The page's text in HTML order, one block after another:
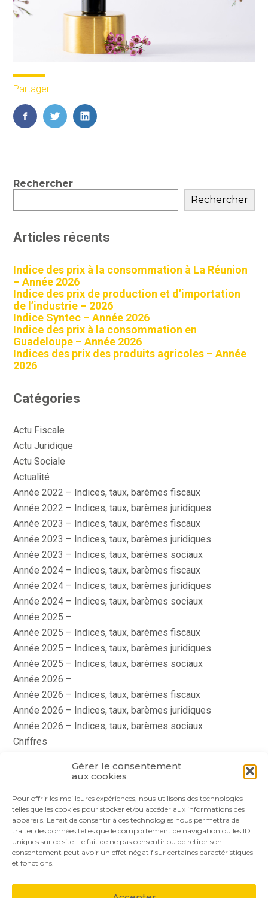
Gérer le consentement
aux cookies
Pour offrir les meilleures expériences, nous utilisons des technologies
telles que les cookies pour stocker et/ou accéder aux informations des
appareils. Le fait de consentir à ces technologies nous permettra de
traiter des données telles que le comportement de navigation ou les ID
uniques sur ce site. Le fait de ne pas consentir ou de retirer son
consentement peut avoir un effet négatif sur certaines caractéristiques
et fonctions.
Partager :
FaceBook
TwitterLinkedIn
Blog
Rechercher
Rechercher
Articles récents
Indice des prix à la consommation à La Réunion
– Année 2026
Indice des prix de production et d’importation
de l’industrie – 2026
Indice Syntec – Année 2026
Indice des prix à la consommation en
Guadeloupe – Année 2026
Indices des prix des produits agricoles – Année
2026
Catégories
Actu Fiscale
Actu Juridique
Actu Sociale
Actualité
Année 2022 – Indices, taux, barèmes fiscaux
Année 2022 – Indices, taux, barèmes juridiques
Année 2023 – Indices, taux, barèmes fiscaux
Année 2023 – Indices, taux, barèmes juridiques
Année 2023 – Indices, taux, barèmes sociaux
Année 2024 – Indices, taux, barèmes fiscaux
Année 2024 – Indices, taux, barèmes juridiques
Année 2024 – Indices, taux, barèmes sociaux
Année 2025 –
Année 2025 – Indices, taux, barèmes fiscaux
Année 2025 – Indices, taux, barèmes juridiques
Année 2025 – Indices, taux, barèmes sociaux
Année 2026 –
Année 2026 – Indices, taux, barèmes fiscaux
Année 2026 – Indices, taux, barèmes juridiques
Année 2026 – Indices, taux, barèmes sociaux
Chiffres
Le coin du dirigeant
Footer